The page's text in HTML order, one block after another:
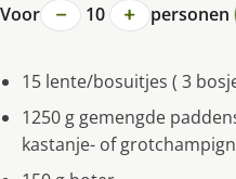
Voor − 10 + personen
15 lente/bosuitjes ( 3
1250 g gemengde
kastanje- of